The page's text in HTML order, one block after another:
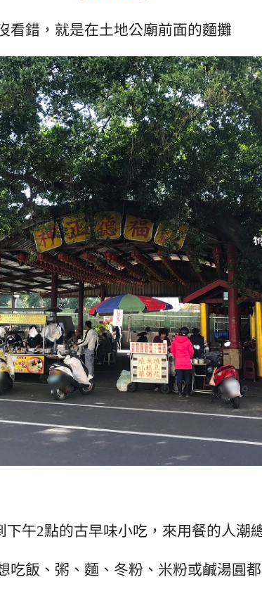
看錯，就是在土地公廟前面的麵攤
下午2點的古早味小吃，來用餐的人潮
吃飯、粥、麵、冬粉、米粉或鹹湯圓